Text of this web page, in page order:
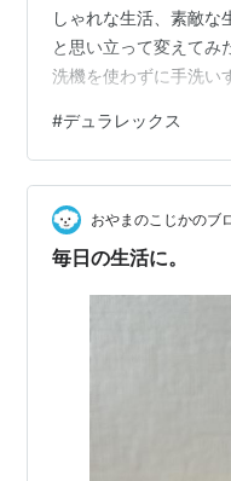
しゃれな生活、素敵な
と思い立って変えてみ
洗機を使わずに手洗い
しかったことをここに
でも木村硝子店が作っ
ーズにしたのだけれど
今回の薄口グラスを通
敵さ」よりも気を遣わ
#デュラレックス
おやまのこじかのブ
毎日の生活に。